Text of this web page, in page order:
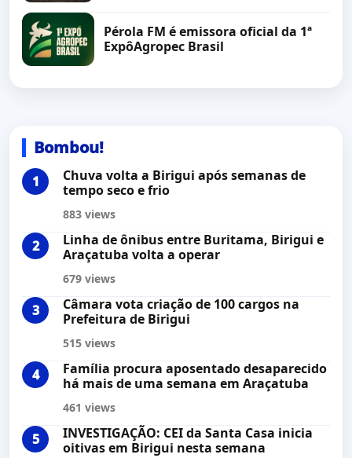
Pérola FM é emissora oficial da 1ª
ExpôAgropec Brasil
Bombou!
Chuva volta a Birigui após semanas de
tempo seco e frio
883 views
Linha de ônibus entre Buritama, Birigui e
Araçatuba volta a operar
679 views
Câmara vota criação de 100 cargos na
Prefeitura de Birigui
515 views
Família procura aposentado desaparecido
há mais de uma semana em Araçatuba
461 views
INVESTIGAÇÃO: CEI da Santa Casa inicia
oitivas em Birigui nesta semana